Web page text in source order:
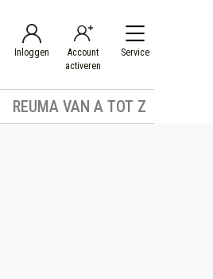
Inloggen
Account
activeren
Service
REUMA VAN A TOT Z